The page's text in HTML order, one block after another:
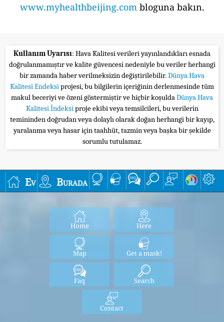
www.myhealthbeijing.combloguna bakın.
Kullanım Uyarısı: Hava Kalitesi verileri yayınlandıkları esnada
doğrulanmamıştır ve kalite güvencesi nedeniyle bu veriler herhangi
bir zamanda haber verilmeksizin değiştirilebilir.Dünya Hava
Kalitesi Endeksiprojesi, bu bilgilerin içeriğinin derlenmesinde tüm
makul beceriyi ve özeni göstermiştir ve hiçbir koşuldaDünya Hava
Kalitesi İndeksiproje ekibi veya temsilcileri, bu verilerin
temininden doğrudan veya dolaylı olarak doğan herhangi bir kayıp,
yaralanma veya hasar için taahhüt, tazmin veya başka bir şekilde
sorumlu tutulamaz.
Ev Burada
Home Here
Map Get a mask!
Faq Search
Contact